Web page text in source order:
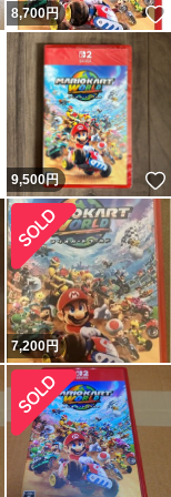
いいね！
8,700円
いいね！
9,500円
7,200円